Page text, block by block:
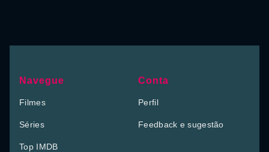
Navegue
Filmes
Séries
Top IMDB
Conta
Perfil
Feedback e sugestão